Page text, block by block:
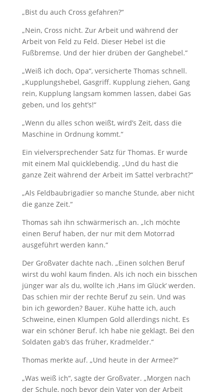
„Bist du auch Cross gefahren?“
„Nein, Cross nicht. Zur Arbeit und während der
Arbeit von Feld zu Feld. Dieser Hebel ist die
Fußbremse. Und der hier drüben der Ganghebel.“
„Weiß ich doch, Opa“, versicherte Thomas schnell.
„Kupplungshebel, Gasgriff. Kupplung ziehen, Gang
rein, Kupplung langsam kommen lassen, dabei Gas
geben, und los geht’s!“
„Wenn du alles schon weißt, wird’s Zeit, dass die
Maschine in Ordnung kommt.“
Ein vielversprechender Satz für Thomas. Er wurde
mit einem Mal quicklebendig. „Und du hast die
ganze Zeit während der Arbeit im Sattel verbracht?“
„Als Feldbaubrigadier so manche Stunde, aber nicht
die ganze Zeit.“
Thomas sah ihn schwärmerisch an. „Ich möchte
einen Beruf haben, der nur mit dem Motorrad
ausgeführt werden kann.“
Der Großvater dachte nach. „Einen solchen Beruf
wirst du wohl kaum finden. Als ich noch ein bisschen
jünger war als du, wollte ich ‚Hans im Glück‘ werden.
Das schien mir der rechte Beruf zu sein. Und was
bin ich geworden? Bauer. Kühe hatte ich, auch
Schweine, einen Klumpen Gold allerdings nicht. Es
war ein schöner Beruf. Ich habe nie geklagt. Bei den
Soldaten gab’s das früher, Kradmelder.“
Thomas merkte auf. „Und heute in der Armee?“
„Was weiß ich“, sagte der Großvater. „Morgen nach
der Schule, noch bevor dein Vater von der Arbeit